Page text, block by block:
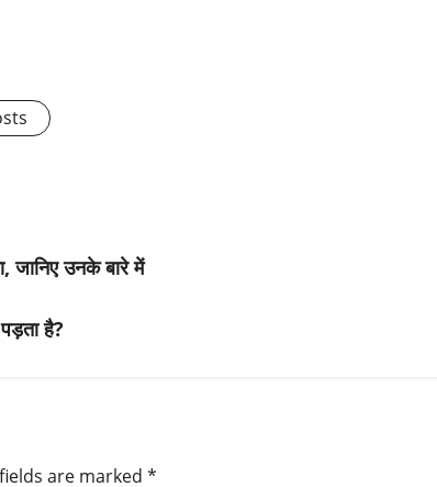
जानिए उनके बारे में
है?
are marked *